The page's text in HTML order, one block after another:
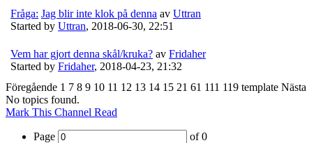
Fråga: Jag blir inte klok på denna av Uttran
Started by Uttran, 2018-06-30, 22:51
Vem har gjort denna skål/kruka? av Fridaher
Started by Fridaher, 2018-04-23, 21:32
Föregående 1 7 8 9 10 11 12 13 14 15 21 61 111 119 template Nästa
No topics found.
Mark This Channel Read
Page of0